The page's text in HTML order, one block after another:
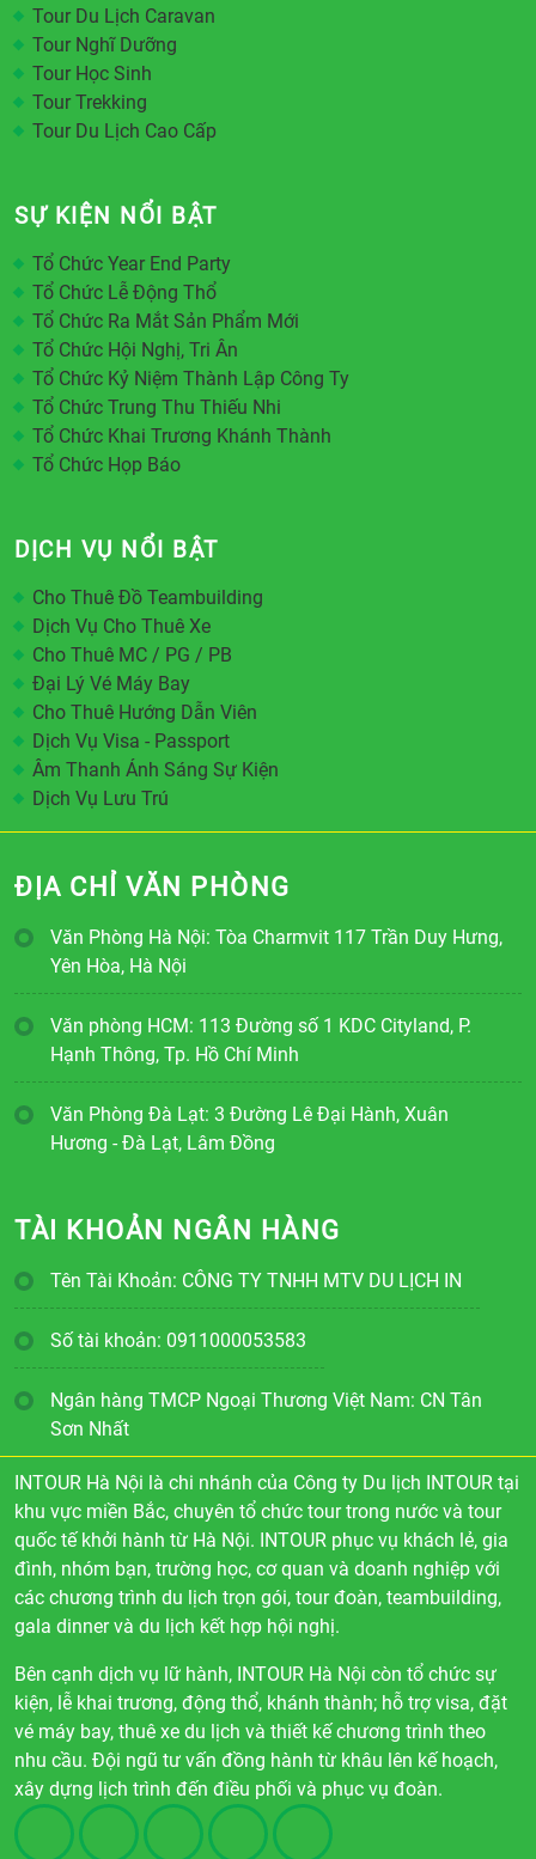
Tour Du Lịch Caravan
Tour Nghĩ Dưỡng
Tour Học Sinh
Tour Trekking
Tour Du Lịch Cao Cấp
SỰ KIỆN NỔI BẬT
Tổ Chức Year End Party
Tổ Chức Lễ Động Thổ
Tổ Chức Ra Mắt Sản Phẩm Mới
Tổ Chức Hội Nghị, Tri Ân
Tổ Chức Kỷ Niệm Thành Lập Công Ty
Tổ Chức Trung Thu Thiếu Nhi
Tổ Chức Khai Trương Khánh Thành
Tổ Chức Họp Báo
DỊCH VỤ NỔI BẬT
Cho Thuê Đồ Teambuilding
Dịch Vụ Cho Thuê Xe
Cho Thuê MC / PG / PB
Đại Lý Vé Máy Bay
Cho Thuê Hướng Dẫn Viên
Dịch Vụ Visa - Passport
Âm Thanh Ánh Sáng Sự Kiện
Dịch Vụ Lưu Trú
ĐỊA CHỈ VĂN PHÒNG
Văn Phòng Hà Nội: Tòa Charmvit 117 Trần Duy Hưng,
Yên Hòa, Hà Nội
Văn phòng HCM: 113 Đường số 1 KDC Cityland, P.
Hạnh Thông, Tp. Hồ Chí Minh
Văn Phòng Đà Lạt: 3 Đường Lê Đại Hành, Xuân
Hương - Đà Lạt, Lâm Đồng
TÀI KHOẢN NGÂN HÀNG
Tên Tài Khoản: CÔNG TY TNHH MTV DU LỊCH IN
Số tài khoản: 0911000053583
Ngân hàng TMCP Ngoại Thương Việt Nam: CN Tân
Sơn Nhất
INTOUR Hà Nội là chi nhánh của Công ty Du lịch INTOUR tại
khu vực miền Bắc, chuyên tổ chức tour trong nước và tour
quốc tế khởi hành từ Hà Nội. INTOUR phục vụ khách lẻ, gia
đình, nhóm bạn, trường học, cơ quan và doanh nghiệp với
các chương trình du lịch trọn gói, tour đoàn, teambuilding,
gala dinner và du lịch kết hợp hội nghị.
Bên cạnh dịch vụ lữ hành, INTOUR Hà Nội còn tổ chức sự
kiện, lễ khai trương, động thổ, khánh thành; hỗ trợ visa, đặt
vé máy bay, thuê xe du lịch và thiết kế chương trình theo
nhu cầu. Đội ngũ tư vấn đồng hành từ khâu lên kế hoạch,
xây dựng lịch trình đến điều phối và phục vụ đoàn.